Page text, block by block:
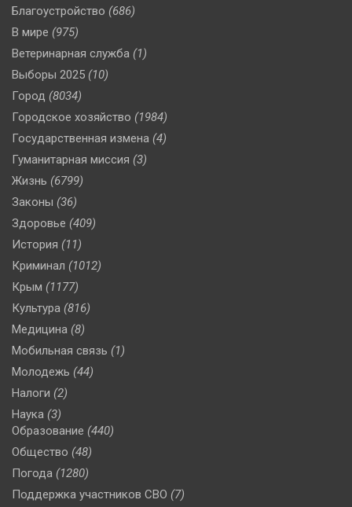
Благоустройство (686)
В мире (975)
Ветеринарная служба (1)
Выборы 2025 (10)
Город (8034)
Городское хозяйство (1984)
Государственная измена (4)
Гуманитарная миссия (3)
Жизнь (6799)
Законы (36)
Здоровье (409)
История (11)
Криминал (1012)
Крым (1177)
Культура (816)
Медицина (8)
Мобильная связь (1)
Молодежь (44)
Налоги (2)
Наука (3)
Образование (440)
Общество (48)
Погода (1280)
Поддержка участников СВО (7)